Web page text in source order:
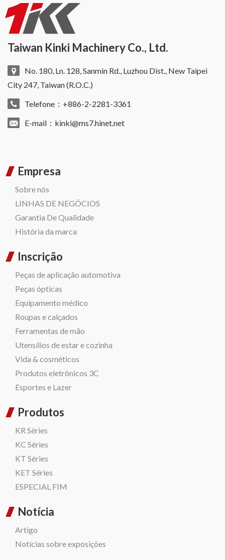
Taiwan Kinki Machinery Co., Ltd.
No. 180, Ln. 128, Sanmin Rd., Luzhou Dist., New Taipei
City 247, Taiwan (R.O.C.)
Telefone：+886-2-2281-3361
E-mail： kinki@ms7.hinet.net
Empresa
Sobre nós
LINHAS DE NEGÓCIOS
Garantia De Qualidade
História da marca
Inscrição
Peças de aplicação automotiva
Peças ópticas
Equipamento médico
Roupas e calçados
Ferramentas de mão
Utensílios de estar e cozinha
Vida & cosméticos
Produtos eletrônicos 3C
Esportes e Lazer
Produtos
KR Séries
KC Séries
KT Séries
KET Séries
ESPECIAL FIM
Notícia
Artigo
Notícias sobre exposições